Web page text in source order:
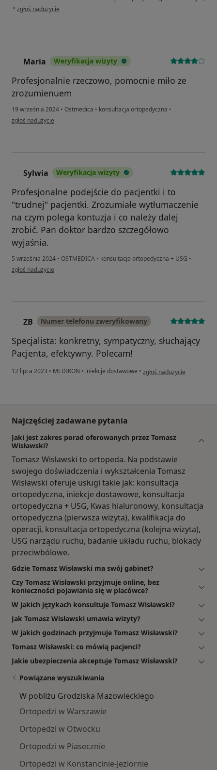
• w opinii użytkownika JST
zgłoś nadużycie
Maria Weryfikacja wizyty
Profesjonalnie rzeczowo, pomocnie miło ze
zrozumienuem
19 września 2024 • Ostmedica • konsultacja ortopedyczna •
w opinii użytkownika Maria
zgłoś nadużycie
Sylwia Weryfikacja wizyty
Profesjonalne podejście do pacjentki i to
"trudnej" pacjentki. Zrozumiałe wytłumaczenie
na czym polega kontuzja i co należy dalej
zrobić. Pan doktor bardzo szczegółowo
wyjaśnia.
5 września 2024 • OSTMEDICA • konsultacja ortopedyczna + USG •
w opinii użytkownika Sylwia
zgłoś nadużycie
ZB Numer telefonu zweryfikowany
Specjalista: konkretny, sympatyczny, słuchający
Pacjenta, efektywny. Polecam!
12 lipca 2023 • MEDIKON • iniekcje dostawowe • w opinii użytkownika ZB
zgłoś nadużycie
Najczęściej zadawane pytania
Jaki jest zakres porad oferowanych przez Tomasz
Wisławski?
Tomasz Wisławski to ortopeda. Na podstawie
swojego doświadczenia i wykształcenia Tomasz
Wisławski oferuje usługi takie jak: konsultacja
ortopedyczna, iniekcje dostawowe, konsultacja
ortopedyczna + USG, Kwas hialuronowy, konsultacja
ortopedyczna (pierwsza wizyta), kwalifikacja do
operacji, konsultacja ortopedyczna (kolejna wizyta),
USG narządu ruchu, badanie układu ruchu, blokady
przeciwbólowe.
Gdzie Tomasz Wisławski ma swój gabinet?
Czy Tomasz Wisławski przyjmuje online, bez
konieczności pojawiania się w placówce?
W jakich językach konsultuje Tomasz Wisławski?
Jak Tomasz Wisławski umawia wizyty?
W jakich godzinach przyjmuje Tomasz Wisławski?
Tomasz Wisławski: co mówią pacjenci?
Jakie ubezpieczenia akceptuje Tomasz Wisławski?
Powiązane wyszukiwania
W pobliżu Grodziska Mazowieckiego
Ortopedzi w Warszawie
Ortopedzi w Otwocku
Ortopedzi w Piasecznie
Ortopedzi w Konstancinie-Jeziornie